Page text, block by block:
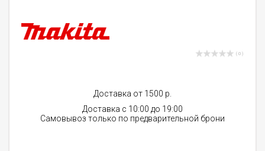
( 0 )
Доставка от 1500 р.
Доставка с 10:00 до 19:00
Самовывоз только по предварительной брони